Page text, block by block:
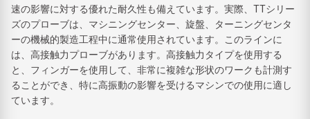
速の影響に対する優れた耐久性も備えています。実際、TTシリー
ズのプローブは、マシニングセンター、旋盤、ターニングセンタ
ーの機械的製造工程中に通常使用されています。このラインに
は、高接触力プローブがあります。高接触力タイプを使用する
と、フィンガーを使用して、非常に複雑な形状のワークも計測す
ることができ、特に高振動の影響を受けるマシンでの使用に適し
ています。